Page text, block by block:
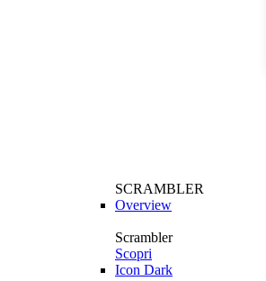
SCRAMBLER
Overview
Scrambler
Scopri
Icon Dark